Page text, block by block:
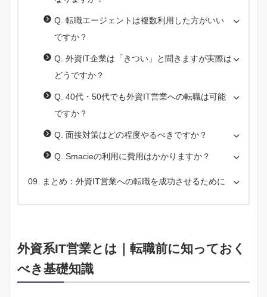
Q. 転職エージェントは複数利用した方がいい
ですか？
Q. 外資IT企業は「きつい」と聞きますが実際は
どうですか？
Q. 40代・50代でも外資IT営業への転職は可能
ですか？
Q. 面接対策はどの程度やるべきですか？
Q. Smacieの利用に費用はかかりますか？
まとめ：外資IT営業への転職を成功させるために
外資系IT営業とは｜転職前に知っておく
べき基礎知識